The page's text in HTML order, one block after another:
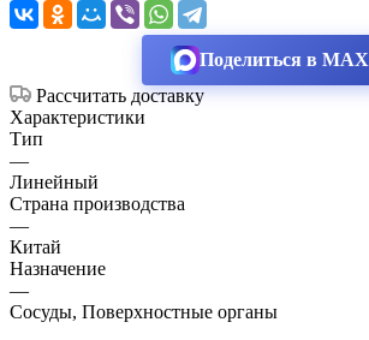
Поделиться в MAX
Рассчитать доставку
Характеристики
Тип
—
Линейный
Страна производства
—
Китай
Назначение
—
Сосуды, Поверхностные органы